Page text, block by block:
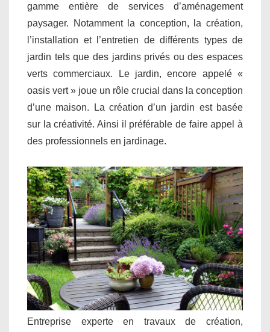
gamme entière de services d’aménagement
paysager. Notamment la conception, la création,
l’installation et l’entretien de différents types de
jardin tels que des jardins privés ou des espaces
verts commerciaux. Le jardin, encore appelé «
oasis vert » joue un rôle crucial dans la conception
d’une maison. La création d’un jardin est basée
sur la créativité. Ainsi il préférable de faire appel à
des professionnels en jardinage.
Entreprise experte en travaux de création,